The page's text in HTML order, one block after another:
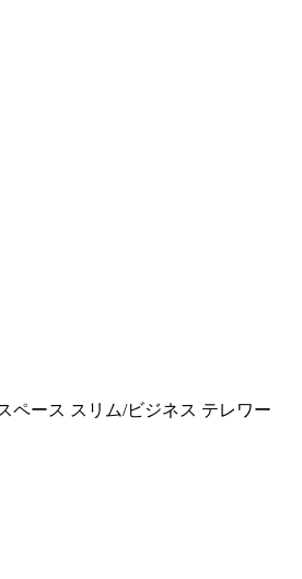
ペース スリム/ビジネス テレワー